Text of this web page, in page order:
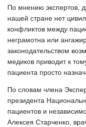
По мнению экспертов,
нашей стране нет
конфликтов между
неграмотна или
законодательством
медиков приводит к
пациента просто
По словам члена
президента
пациентов и
Алексея Старченко,